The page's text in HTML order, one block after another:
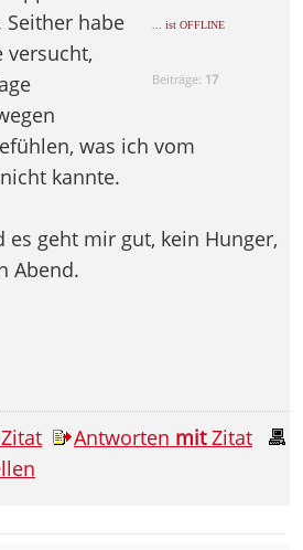
... ist OFFLINE
Beiträge: 17
habe
versucht,
was ich vom
kannte.
es geht mir gut, kein Hunger,
Abend.
Zitat Antworten mitZitat